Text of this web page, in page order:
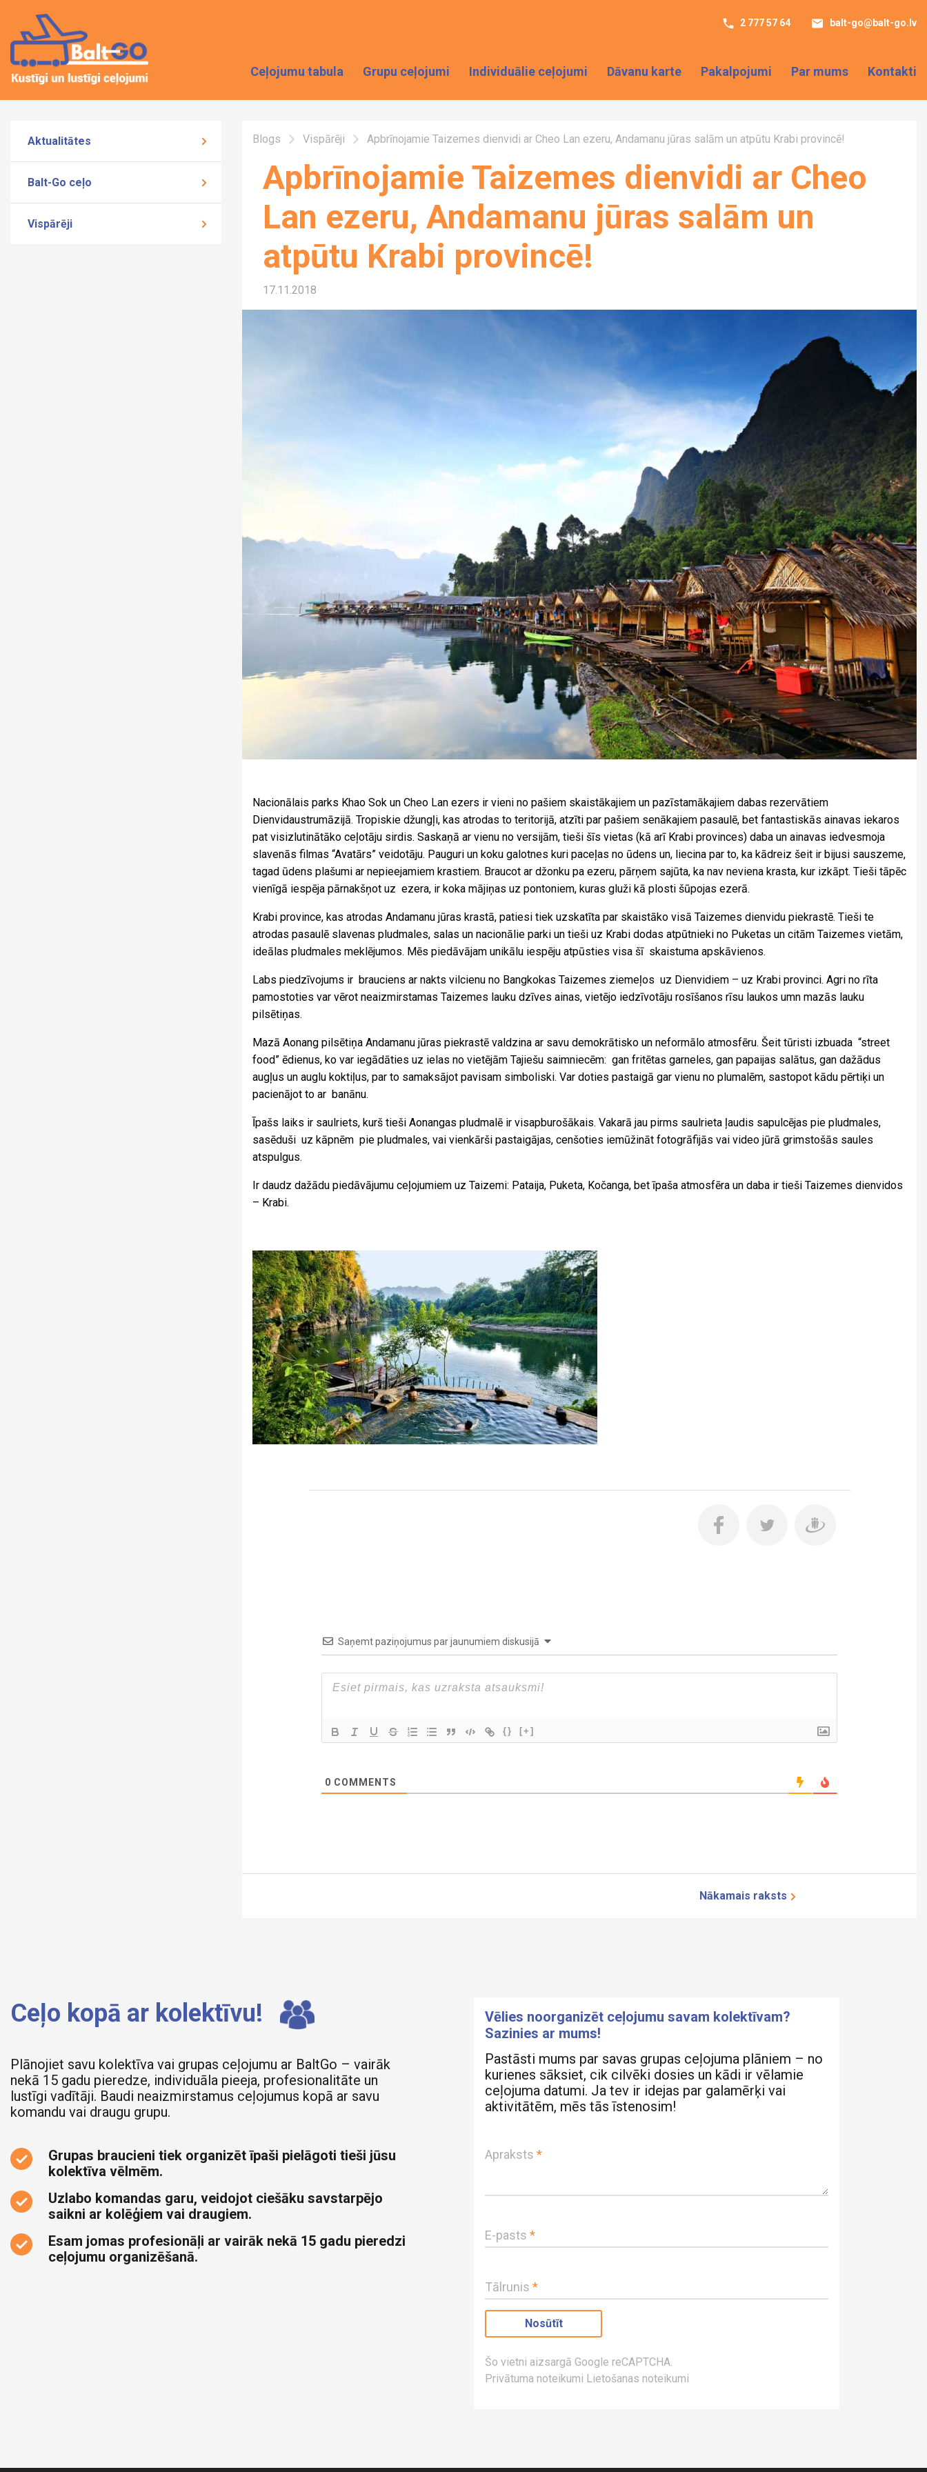
2 777 57 64 balt-go@balt-go.lv
Ceļojumu tabula Grupu ceļojumi Individuālie ceļojumi Dāvanu karte Pakalpojumi Par mums Kontakti
Aktualitātes
Balt-Go ceļo
Vispārēji
Blogs Vispārēji Apbrīnojamie Taizemes dienvidi ar Cheo Lan ezeru, Andamanu jūras salām un atpūtu Krabi provincē!
Apbrīnojamie Taizemes dienvidi ar Cheo
Lan ezeru, Andamanu jūras salām un
atpūtu Krabi provincē!
17.11.2018
Nacionālais parks Khao Sok un Cheo Lan ezers ir vieni no pašiem skaistākajiem un pazīstamākajiem dabas rezervātiem
Dienvidaustrumāzijā. Tropiskie džungļi, kas atrodas to teritorijā, atzīti par pašiem senākajiem pasaulē, bet fantastiskās ainavas iekaros
pat visizlutinātāko ceļotāju sirdis. Saskaņā ar vienu no versijām, tieši šīs vietas (kā arī Krabi provinces) daba un ainavas iedvesmoja
slavenās filmas “Avatārs” veidotāju. Pauguri un koku galotnes kuri paceļas no ūdens un, liecina par to, ka kādreiz šeit ir bijusi sauszeme,
tagad ūdens plašumi ar nepieejamiem krastiem. Braucot ar džonku pa ezeru, pārņem sajūta, ka nav neviena krasta, kur izkāpt. Tieši tāpēc
vienīgā iespēja pārnakšņot uz ezera, ir koka mājiņas uz pontoniem, kuras gluži kā plosti šūpojas ezerā.
Krabi province, kas atrodas Andamanu jūras krastā, patiesi tiek uzskatīta par skaistāko visā Taizemes dienvidu piekrastē. Tieši te
atrodas pasaulē slavenas pludmales, salas un nacionālie parki un tieši uz Krabi dodas atpūtnieki no Puketas un citām Taizemes vietām,
ideālas pludmales meklējumos. Mēs piedāvājam unikālu iespēju atpūsties visa šī skaistuma apskāvienos.
Labs piedzīvojums ir brauciens ar nakts vilcienu no Bangkokas Taizemes ziemeļos uz Dienvidiem – uz Krabi provinci. Agri no rīta
pamostoties var vērot neaizmirstamas Taizemes lauku dzīves ainas, vietējo iedzīvotāju rosīšanos rīsu laukos umn mazās lauku
pilsētiņas.
Mazā Aonang pilsētiņa Andamanu jūras piekrastē valdzina ar savu demokrātisko un neformālo atmosfēru. Šeit tūristi izbuada “street
food” ēdienus, ko var iegādāties uz ielas no vietējām Tajiešu saimniecēm: gan fritētas garneles, gan papaijas salātus, gan dažādus
augļus un auglu koktiļus, par to samaksājot pavisam simboliski. Var doties pastaigā gar vienu no plumalēm, sastopot kādu pērtiķi un
pacienājot to ar banānu.
Īpašs laiks ir saulriets, kurš tieši Aonangas pludmalē ir visapburošākais. Vakarā jau pirms saulrieta ļaudis sapulcējas pie pludmales,
sasēduši uz kāpnēm pie pludmales, vai vienkārši pastaigājas, cenšoties iemūžināt fotogrāfijās vai video jūrā grimstošās saules
atspulgus.
Ir daudz dažādu piedāvājumu ceļojumiem uz Taizemi: Pataija, Puketa, Kočanga, bet īpaša atmosfēra un daba ir tieši Taizemes dienvidos
– Krabi.
Saņemt paziņojumus par jaunumiem diskusijā
{} [+]
0 COMMENTS
Nākamais raksts
Ceļo kopā ar kolektīvu!
Plānojiet savu kolektīva vai grupas ceļojumu ar BaltGo – vairāk
nekā 15 gadu pieredze, individuāla pieeja, profesionalitāte un
lustīgi vadītāji. Baudi neaizmirstamus ceļojumus kopā ar savu
komandu vai draugu grupu.
Grupas braucieni tiek organizēt īpaši pielāgoti tieši jūsu
kolektīva vēlmēm.
Uzlabo komandas garu, veidojot ciešāku savstarpējo
saikni ar kolēģiem vai draugiem.
Esam jomas profesionāļi ar vairāk nekā 15 gadu pieredzi
ceļojumu organizēšanā.
Vēlies noorganizēt ceļojumu savam kolektīvam?
Sazinies ar mums!
Pastāsti mums par savas grupas ceļojuma plāniem – no
kurienes sāksiet, cik cilvēki dosies un kādi ir vēlamie
ceļojuma datumi. Ja tev ir idejas par galamērķi vai
aktivitātēm, mēs tās īstenosim!
Apraksts *
E-pasts *
Tālrunis *
Šo vietni aizsargā Google reCAPTCHA.
Privātuma noteikumi Lietošanas noteikumi